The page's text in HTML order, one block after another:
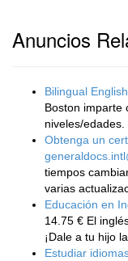
Anuncios
Bilingual
Boston imparte
niveles/edades.
Obtenga un
tiempos
varias
Educación en
14.75 € El
¡Dale a tu hijo
Estudiar